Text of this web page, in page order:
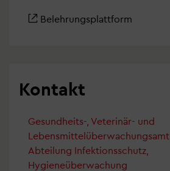
Belehrungsplattform
Kontakt
Gesundheits-, Veterinär- und
Lebensmittelüberwachungsamt
Abteilung Infektionsschutz,
Hygieneüberwachung